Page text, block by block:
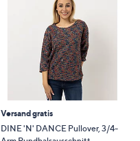
Versand gratis
DINE 'N' DANCE Pullover, 3/4-